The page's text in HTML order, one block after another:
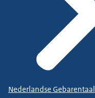
Nederlandse Gebarentaal